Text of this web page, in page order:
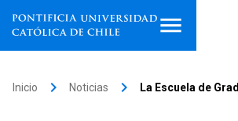
Inicio keyboard_arrow_right Noticias keyboard_arrow_right La Escuela de